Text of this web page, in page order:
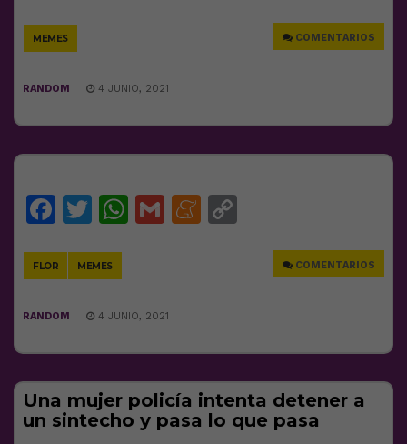
MEMES COMENTARIOS
RANDOM 4 JUNIO, 2021
Facebook
Twitter
WhatsApp
GmailMeneame
FLOR MEMES COMENTARIOS
RANDOM 4 JUNIO, 2021
Una mujer policía intenta detener a
un sintecho y pasa lo que pasa